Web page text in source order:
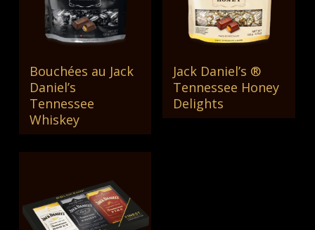
Lire La Suite
Bouchées au Jack
Daniel’s
Tennessee
Whiskey
Lire La Suite
Jack Daniel’s ®
Tennessee Honey
Delights